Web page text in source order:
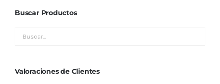
se
en
Buscar Productos
Valoraciones de Clientes